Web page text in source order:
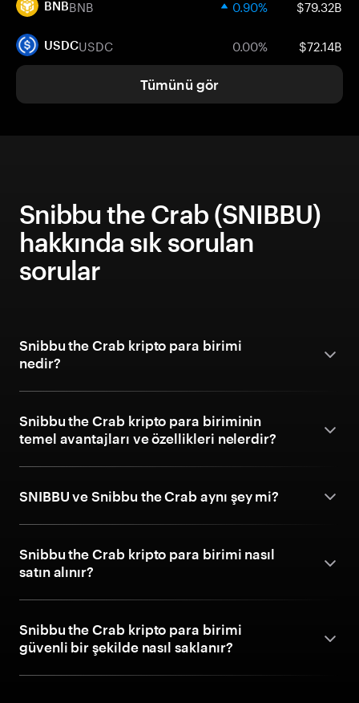
BNBBNB 0.90% $79.32B
USDCUSDC 0.00% $72.14B
Tümünü gör
Snibbu the Crab (SNIBBU)
hakkında sık sorulan
sorular
Snibbu the Crab kripto para birimi
nedir?
Snibbu the Crab kripto para biriminin
temel avantajları ve özellikleri nelerdir?
SNIBBU ve Snibbu the Crab aynı şey mi?
Snibbu the Crab kripto para birimi nasıl
satın alınır?
Snibbu the Crab kripto para birimi
güvenli bir şekilde nasıl saklanır?